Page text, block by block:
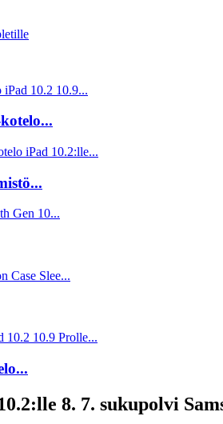
8. 7. sukupolvi